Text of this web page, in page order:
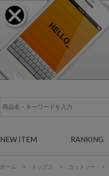
NEW ITEM RANKING
ホーム > トップス > カットソー >